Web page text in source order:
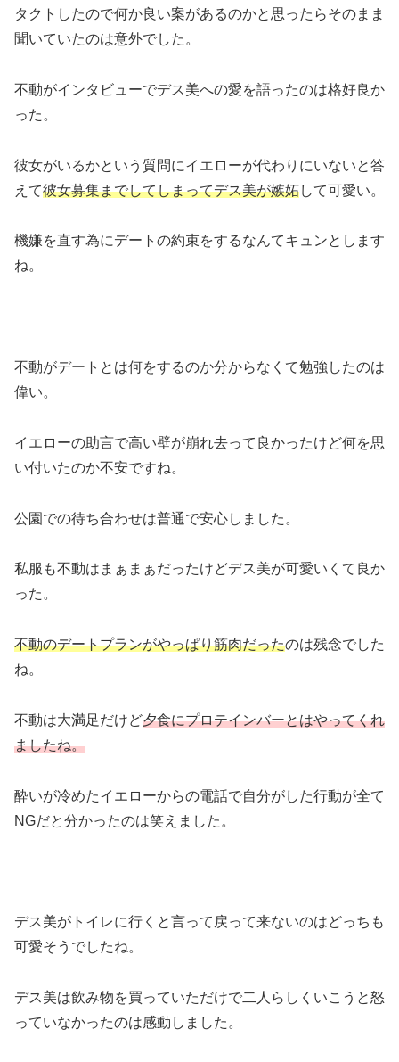
タクトしたので何か良い案があるのかと思ったらそのまま
聞いていたのは意外でした。
不動がインタビューでデス美への愛を語ったのは格好良か
った。
彼女がいるかという質問にイエローが代わりにいないと答
えて彼女募集までしてしまってデス美が嫉妬して可愛い。
機嫌を直す為にデートの約束をするなんてキュンとします
ね。
不動がデートとは何をするのか分からなくて勉強したのは
偉い。
イエローの助言で高い壁が崩れ去って良かったけど何を思
い付いたのか不安ですね。
公園での待ち合わせは普通で安心しました。
私服も不動はまぁまぁだったけどデス美が可愛いくて良か
った。
不動のデートプランがやっぱり筋肉だったのは残念でした
ね。
不動は大満足だけど夕食にプロテインバーとはやってくれ
ましたね。
酔いが冷めたイエローからの電話で自分がした行動が全て
NGだと分かったのは笑えました。
デス美がトイレに行くと言って戻って来ないのはどっちも
可愛そうでしたね。
デス美は飲み物を買っていただけで二人らしくいこうと怒
っていなかったのは感動しました。